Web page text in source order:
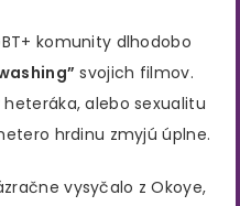
komunity dlhodobo
svojich filmov.
alebo sexualitu
hrdinu zmyjú úplne.
vysyčalo z Okoye,